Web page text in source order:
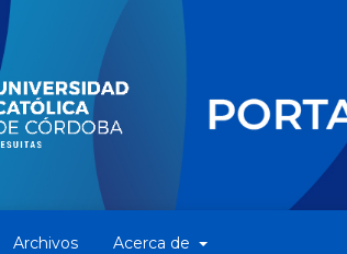
Archivos Acerca de